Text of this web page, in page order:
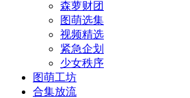
森萝财团
图萌选集
视频精选
紧急企划
少女秩序
图萌工坊
合集放流